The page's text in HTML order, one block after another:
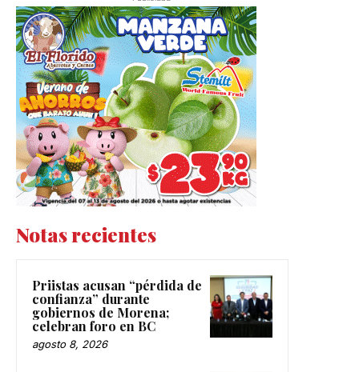
Notas recientes
Priistas acusan “pérdida de
confianza” durante
gobiernos de Morena;
celebran foro en BC
agosto 8, 2026